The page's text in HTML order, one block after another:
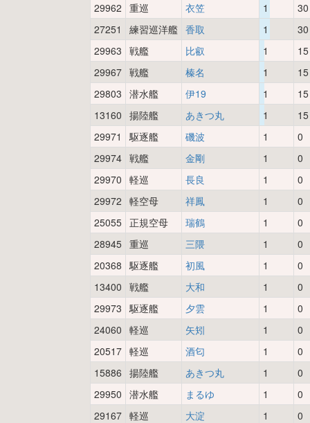
29962 重巡 衣笠 1
30
27251
練習巡洋艦 香取 1
30
29963 戦艦 比叡 1
15
29967 戦艦 榛名 1
15
29803 潜水艦 伊19 1
15
13160 揚陸艦 あきつ丸 1
15
29971
駆逐艦 磯波 1
0
29974 戦艦 金剛 1
0
29970 軽巡 長良 1
0
29972 軽空母 祥鳳 1
0
25055 正規空母 瑞鶴 1
0
28945 重巡 三隈 1
0
20368 駆逐艦 初風 1
0
13400 戦艦 大和 1
0
29973 駆逐艦 夕雲 1
0
24060 軽巡 矢矧 1
0
20517 軽巡 酒匂 1
0
15886 揚陸艦 あきつ丸 1
0
29950 潜水艦 まるゆ 1
0
29167 軽巡 大淀 1
0